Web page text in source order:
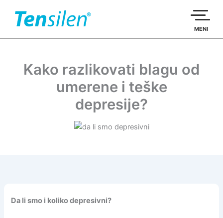
садржај
MENI
Kako razlikovati blagu od
umerene i teške
depresije?
Da li smo i koliko depresivni?